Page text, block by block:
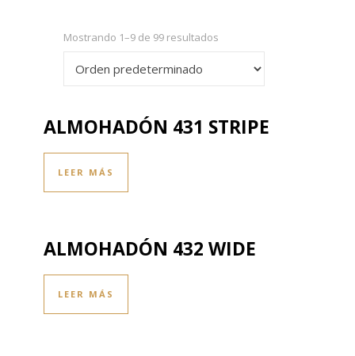
Mostrando 1–9 de 99 resultados
ALMOHADÓN 431 STRIPE
LEER MÁS
ALMOHADÓN 432 WIDE
LEER MÁS